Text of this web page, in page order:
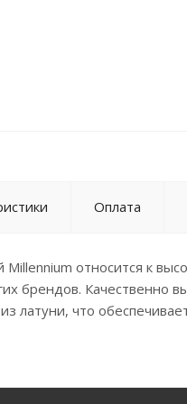
Оплата
относится к
брендов. Качественно
латуни, что